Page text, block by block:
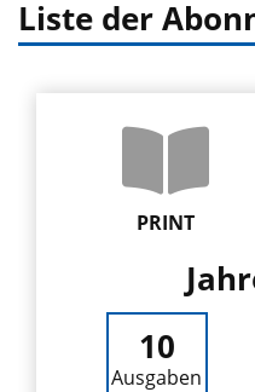
Liste der
PRINT
10
Ausgaben